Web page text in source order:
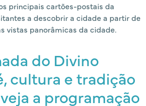
principais cartões-postais da
a descobrir a cidade a partir de
vistas panorâmicas da cidade.
do Divino
cultura e tradição
a programação